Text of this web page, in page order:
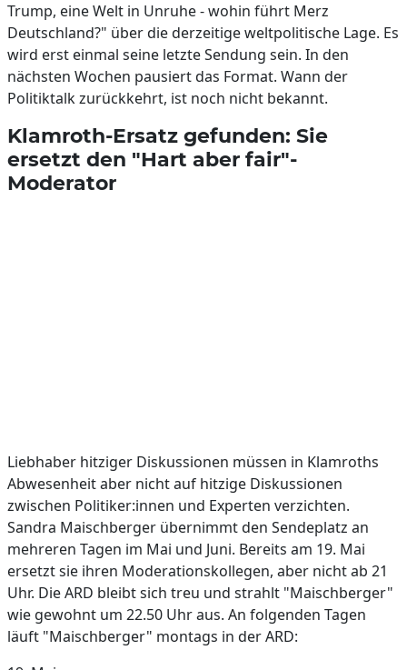
Trump, eine Welt in Unruhe - wohin führt Merz
Deutschland?" über die derzeitige weltpolitische Lage. Es
wird erst einmal seine letzte Sendung sein. In den
nächsten Wochen pausiert das Format. Wann der
Politiktalk zurückkehrt, ist noch nicht bekannt.
Klamroth-Ersatz gefunden: Sie
ersetzt den "Hart aber fair"-
Moderator
Liebhaber hitziger Diskussionen müssen in Klamroths
Abwesenheit aber nicht auf hitzige Diskussionen
zwischen Politiker:innen und Experten verzichten.
Sandra Maischberger übernimmt den Sendeplatz an
mehreren Tagen im Mai und Juni. Bereits am 19. Mai
ersetzt sie ihren Moderationskollegen, aber nicht ab 21
Uhr. Die ARD bleibt sich treu und strahlt "Maischberger"
wie gewohnt um 22.50 Uhr aus. An folgenden Tagen
läuft "Maischberger" montags in der ARD: